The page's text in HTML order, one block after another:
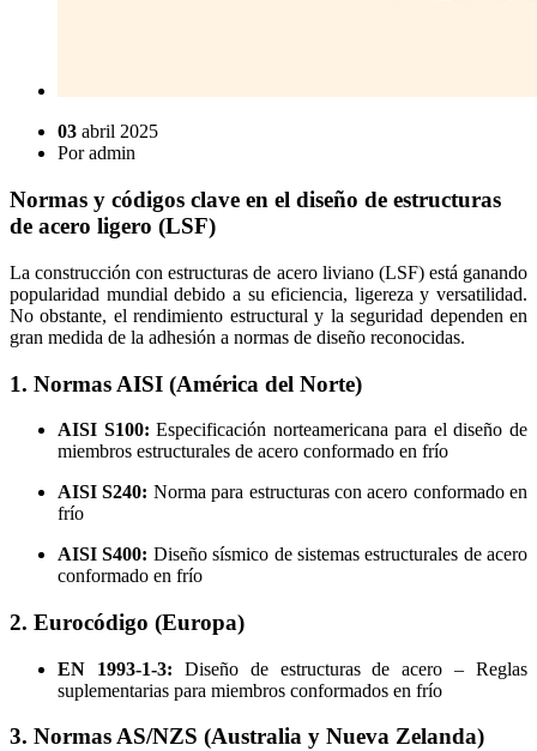
03 abril 2025
Poradmin
Normas y códigos clave en el diseño de estructuras
de acero ligero (LSF)
La construcción con estructuras de acero liviano (LSF) está ganando
popularidad mundial debido a su eficiencia, ligereza y versatilidad.
No obstante, el rendimiento estructural y la seguridad dependen en
gran medida de la adhesión a normas de diseño reconocidas.
1. Normas AISI (América del Norte)
AISI S100: Especificación norteamericana para el diseño de
miembros estructurales de acero conformado en frío
AISI S240: Norma para estructuras con acero conformado en
frío
AISI S400: Diseño sísmico de sistemas estructurales de acero
conformado en frío
2. Eurocódigo (Europa)
EN 1993-1-3: Diseño de estructuras de acero – Reglas
suplementarias para miembros conformados en frío
3. Normas AS/NZS (Australia y Nueva Zelanda)